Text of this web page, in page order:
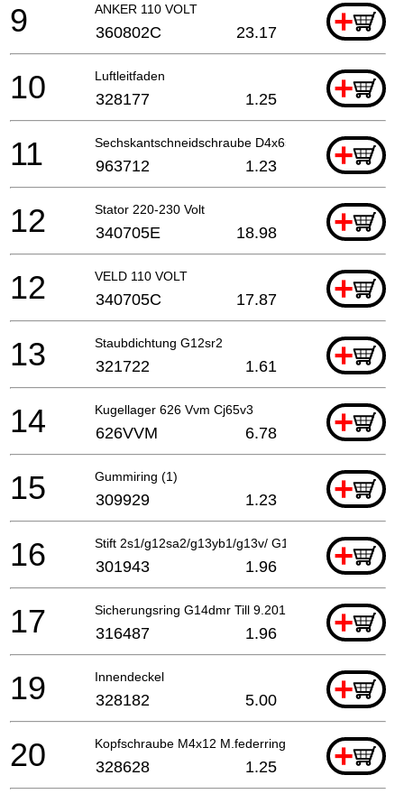
ANKER 110 VOLT +
9 360802C 23.17
Luftleitfaden +
10 328177 1.25
Sechskantschneidschraube D4x65 +
11 963712 1.23
Stator 220-230 Volt +
12 340705E 18.98
VELD 110 VOLT +
12 340705C 17.87
Staubdichtung G12sr2 +
13 321722 1.61
Kugellager 626 Vvm Cj65v3 +
14 626VVM 6.78
Gummiring (1) +
15 309929 1.23
Stift 2s1/g12sa2/g13yb1/g13v/ G13yd/g13sb2/g15yc/
+
16 301943 1.96
Sicherungsring G14dmr Till 9.2012 +
17 316487 1.96
Innendeckel +
19 328182 5.00
Kopfschraube M4x12 M.federring Selbstsichernd
+
20 328628 1.25